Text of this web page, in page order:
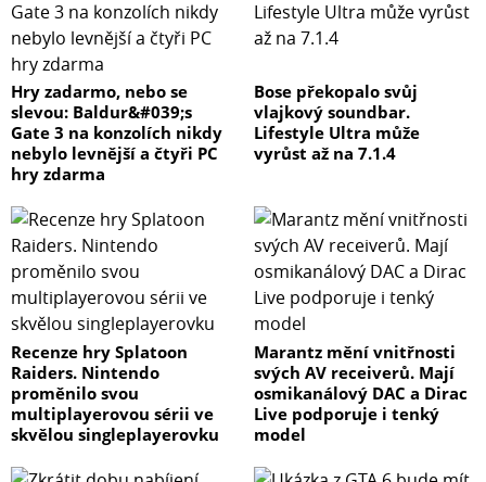
Hry zadarmo, nebo se
slevou: Baldur&#039;s
Gate 3 na konzolích nikdy
nebylo levnější a čtyři PC
hry zdarma
Bose překopalo svůj
vlajkový soundbar.
Lifestyle Ultra může
vyrůst až na 7.1.4
Recenze hry Splatoon
Raiders. Nintendo
proměnilo svou
multiplayerovou sérii ve
skvělou singleplayerovku
Marantz mění vnitřnosti
svých AV receiverů. Mají
osmikanálový DAC a Dirac
Live podporuje i tenký
model